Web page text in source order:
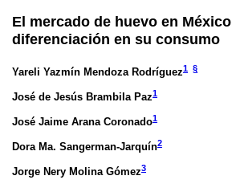
El mercado de huevo en
diferenciación en su consumo
Yareli Yazmín Mendoza Rodríguez1 §
José de Jesús Brambila Paz1
José Jaime Arana Coronado1
Dora Ma. Sangerman-Jarquín2
Jorge Nery Molina Gómez3